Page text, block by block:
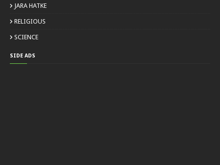
JARA HATKE
RELIGIOUS
SCIENCE
SIDE ADS